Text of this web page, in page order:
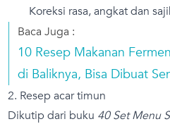
Koreksi rasa, angkat dan
Baca Juga :
10 Resep Makanan
di Baliknya, Bisa Dibuat
2. Resep acar timun
Dikutip dari buku 40 Set Menu